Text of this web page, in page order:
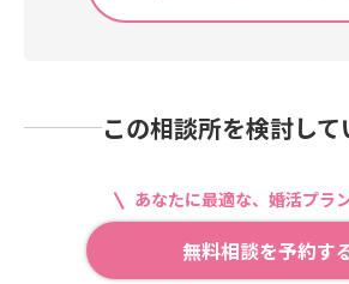
この相談所を検討して
あなたに最適な、婚活プラ
無料相談を予約す